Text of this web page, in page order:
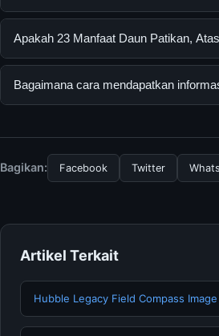
23 Manfaat Daun Patikan, Atasi
resmi dan mengikuti panduan yang
Apakah 23 Manfaat Daun Patikan,
Ya, 23 Manfaat Daun Patikan, Atasi
Bagaimana cara mendapatkan
terpercaya.
Bagikan: Facebook Twitter
Artikel Terkait
Hubble Legacy Field Compass Image